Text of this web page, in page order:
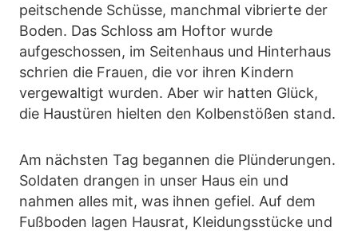
peitschende Schüsse, manchmal vibrierte der
Boden. Das Schloss am Hoftor wurde
aufgeschossen, im Seitenhaus und Hinterhaus
schrien die Frauen, die vor ihren Kindern
vergewaltigt wurden. Aber wir hatten Glück,
die Haustüren hielten den Kolbenstößen stand.
Am nächsten Tag begannen die Plünderungen.
Soldaten drangen in unser Haus ein und
nahmen alles mit, was ihnen gefiel. Auf dem
Fußboden lagen Hausrat, Kleidungsstücke und